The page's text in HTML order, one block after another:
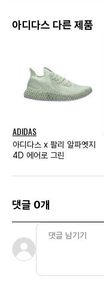
아디다스 다른 제품
ADIDAS
아디다스 x 팔리 알파엣지
4D 에어로 그린
댓글 0개